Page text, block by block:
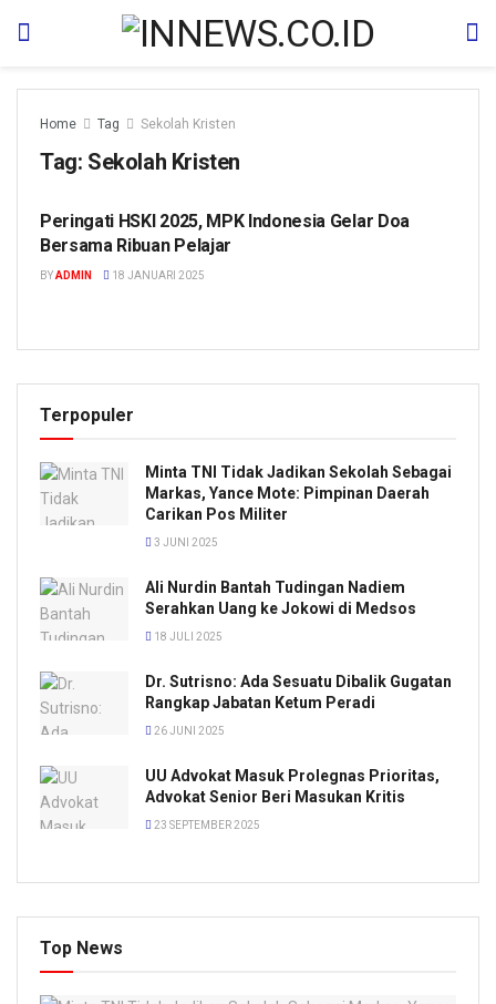
Home Tag Sekolah Kristen
Tag: Sekolah Kristen
HUMANIORA
Peringati HSKI 2025, MPK Indonesia Gelar Doa
Bersama Ribuan Pelajar
BYADMIN 18 JANUARI 2025
Terpopuler
Minta TNI Tidak Jadikan Sekolah Sebagai
Markas, Yance Mote: Pimpinan Daerah
Carikan Pos Militer
3 JUNI 2025
Ali Nurdin Bantah Tudingan Nadiem
Serahkan Uang ke Jokowi di Medsos
18 JULI 2025
Dr. Sutrisno: Ada Sesuatu Dibalik Gugatan
Rangkap Jabatan Ketum Peradi
26 JUNI 2025
UU Advokat Masuk Prolegnas Prioritas,
Advokat Senior Beri Masukan Kritis
23 SEPTEMBER 2025
Top News